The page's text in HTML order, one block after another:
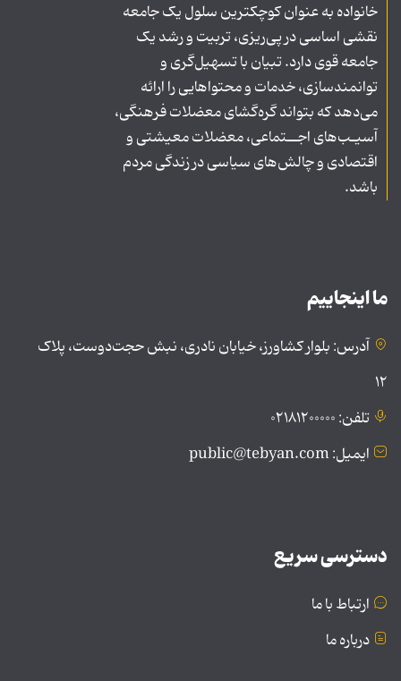
خانواده به عنوان کوچکترین سلول یک جامعه
نقشی اساسی در پی‌ریزی، تربیت و رشد یک
جامعه قوی دارد. تبیان با تسهیل‌گری و
توانمندسازی، خدمات و محتواهایی را ارائه
می‌دهد که بتواند گره‌گشای معضلات فرهنگی،
آسیـب‌های اجــتماعی، معضلات معیشتی و
اقتصادی و چالش‌های سیاسی در زندگی مردم
باشد.
ما اینجاییم
آدرس: بلوار کشاورز، خیابان نادری، نبش حجت‌دوست، پلاک
۱۲
تلفن: ۰۲۱۸۱۲۰۰۰۰۰
ایمیل: public@tebyan.com
دسترسی سریع
ارتباط با ما
درباره ما